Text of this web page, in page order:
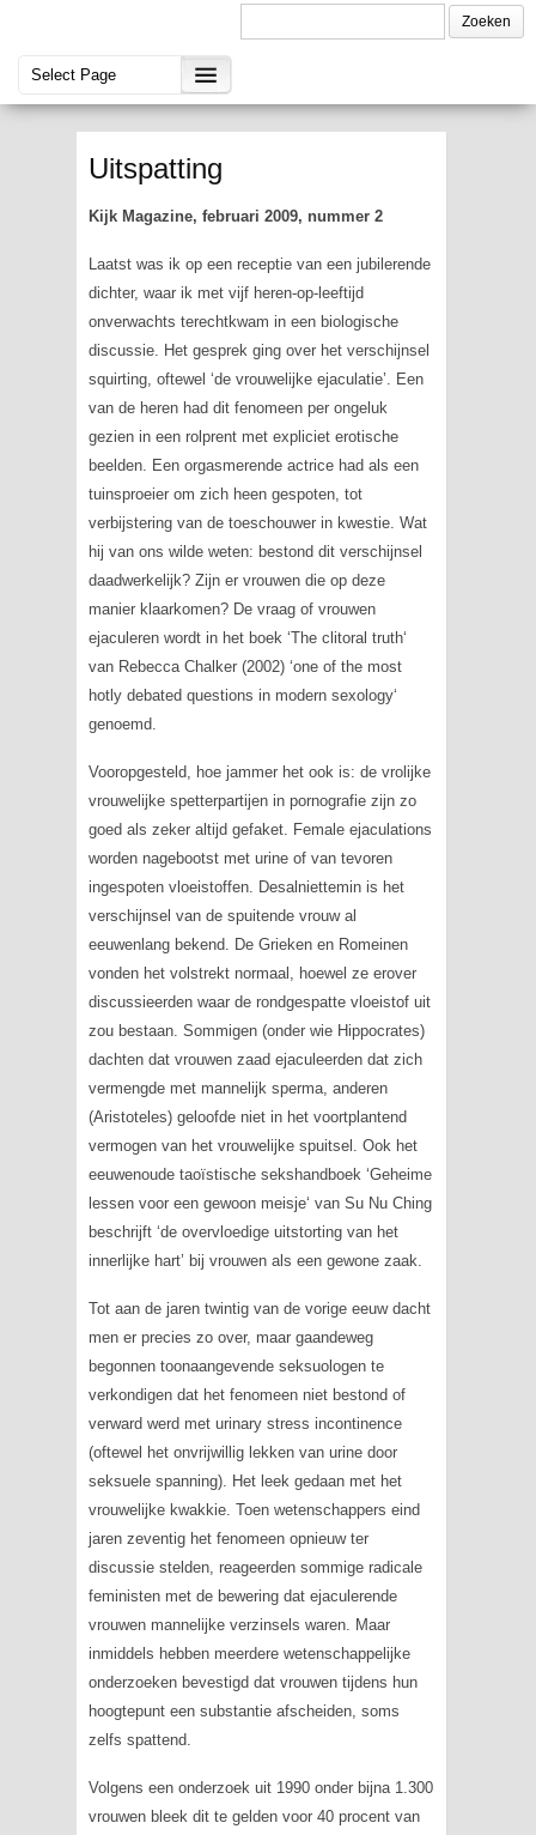
Uitspatting
Kijk Magazine, februari 2009, nummer 2
Laatst was ik op een receptie van een jubilerende
dichter, waar ik met vijf heren-op-leeftijd
onverwachts terechtkwam in een biologische
discussie. Het gesprek ging over het verschijnsel
squirting, oftewel ‘de vrouwelijke ejaculatie’. Een
van de heren had dit fenomeen per ongeluk
gezien in een rolprent met expliciet erotische
beelden. Een orgasmerende actrice had als een
tuinsproeier om zich heen gespoten, tot
verbijstering van de toeschouwer in kwestie. Wat
hij van ons wilde weten: bestond dit verschijnsel
daadwerkelijk? Zijn er vrouwen die op deze
manier klaarkomen? De vraag of vrouwen
ejaculeren wordt in het boek ‘The clitoral truth‘
van Rebecca Chalker (2002) ‘one of the most
hotly debated questions in modern sexology‘
genoemd.
Vooropgesteld, hoe jammer het ook is: de vrolijke
vrouwelijke spetterpartijen in pornografie zijn zo
goed als zeker altijd gefaket. Female ejaculations
worden nagebootst met urine of van tevoren
ingespoten vloeistoffen. Desalniettemin is het
verschijnsel van de spuitende vrouw al
eeuwenlang bekend. De Grieken en Romeinen
vonden het volstrekt normaal, hoewel ze erover
discussieerden waar de rondgespatte vloeistof uit
zou bestaan. Sommigen (onder wie Hippocrates)
dachten dat vrouwen zaad ejaculeerden dat zich
vermengde met mannelijk sperma, anderen
(Aristoteles) geloofde niet in het voortplantend
vermogen van het vrouwelijke spuitsel. Ook het
eeuwenoude taoïstische sekshandboek ‘Geheime
lessen voor een gewoon meisje‘ van Su Nu Ching
beschrijft ‘de overvloedige uitstorting van het
innerlijke hart’ bij vrouwen als een gewone zaak.
Tot aan de jaren twintig van de vorige eeuw dacht
men er precies zo over, maar gaandeweg
begonnen toonaangevende seksuologen te
verkondigen dat het fenomeen niet bestond of
verward werd met urinary stress incontinence
(oftewel het onvrijwillig lekken van urine door
seksuele spanning). Het leek gedaan met het
vrouwelijke kwakkie. Toen wetenschappers eind
jaren zeventig het fenomeen opnieuw ter
discussie stelden, reageerden sommige radicale
feministen met de bewering dat ejaculerende
vrouwen mannelijke verzinsels waren. Maar
inmiddels hebben meerdere wetenschappelijke
onderzoeken bevestigd dat vrouwen tijdens hun
hoogtepunt een substantie afscheiden, soms
zelfs spattend.
Volgens een onderzoek uit 1990 onder bijna 1.300
vrouwen bleek dit te gelden voor 40 procent van